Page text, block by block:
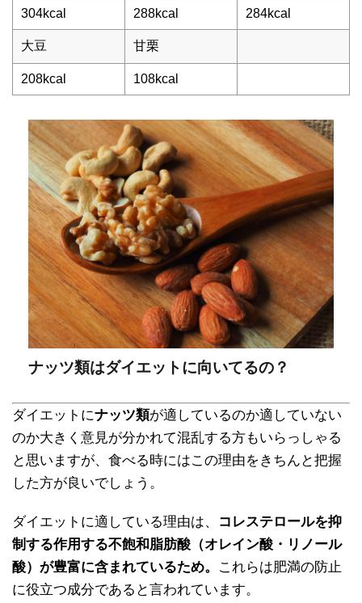
304kcal 288kcal 284kcal
大豆 甘栗
208kcal 108kcal
ナッツ類はダイエットに向いてるの？
ダイエットにナッツ類が適しているのか適していない
のか大きく意見が分かれて混乱する方もいらっしゃる
と思いますが、食べる時にはこの理由をきちんと把握
した方が良いでしょう。
ダイエットに適している理由は、
コレステロールを抑
制する作用する不飽和脂肪酸（オレイン酸・リノール
酸）が豊富に含まれているため。
これらは肥満の防止
に役立つ成分であると言われています。